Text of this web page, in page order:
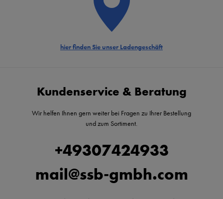
hier finden Sie unser Ladengeschäft
Kundenservice & Beratung
Wir helfen Ihnen gern weiter bei Fragen zu Ihrer Bestellung
und zum Sortiment.
+49307424933
mail@ssb-gmbh.com